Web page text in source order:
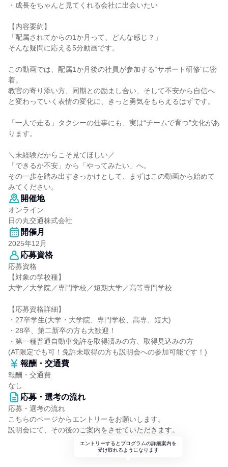
・成長をちゃんと見てくれる会社に出会いたい
【内容要約】
「配属されてからの1か月って、どんな感じ？」
そんな疑問に応える5分動画です。
この動画では、配属1か月後の社員が参加する“サポート研修”に密
着。
教官の寄り添い方、同期との励まし合い、そして不安から自信へ
と変わっていく表情の変化に、きっと勇気をもらえるはずです。
「一人で走る」タクシーの仕事にも、実は“チームで育つ”文化があ
ります。
＼未経験だからこそ見てほしい／
「できるか不安」から「やってみたい」へ。
その一歩を踏み出すきっかけとして、まずはこの動画から始めて
みてください。
開催地
オンライン
日の丸交通株式会社
開催月
2025年12月
応募資格
応募資格
【対象の学校種】
大学／大学院／専門学校／短期大学／高等専門学校
【応募資格詳細】
・27卒学生(大学・大学院、専門学校、高専、短大)
・28卒、第二新卒の方も大歓迎！
・第一種普通自動車免許を取得済みの方、取得見込みの方
(AT限定でも可！免許未取得の方も説明会への参加可能です！)
報酬・交通費
報酬・交通費
なし
応募・選考の流れ
応募・選考の流れ
こちらのページからエントリーをお願いします。
説明会にて、その後のご案内をさせていただきます。
エントリーするとプログラムの詳細案内を
受け取れるようになります